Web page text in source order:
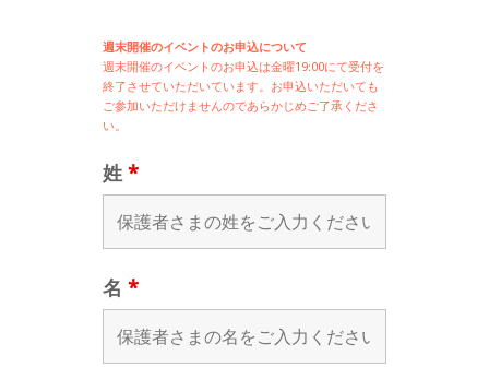
週末開催のイベントのお申込について
週末開催のイベントのお申込は金曜19:00にて受付を
終了させていただいています。お申込いただいても
ご参加いただけませんのであらかじめご了承くださ
い。
姓 *
名 *